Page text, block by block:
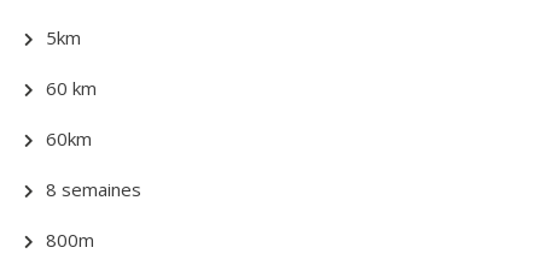
5km
60 km
60km
8 semaines
800m